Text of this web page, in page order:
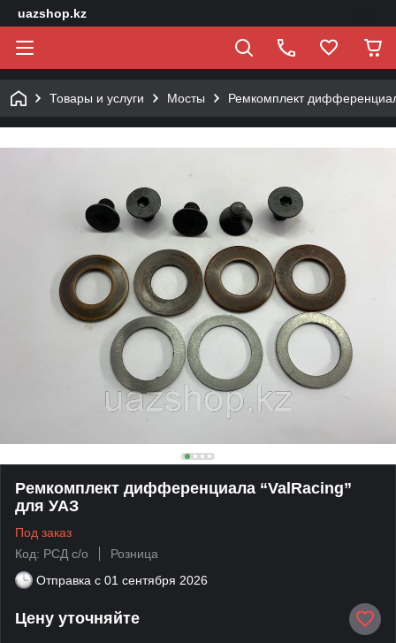
uazshop.kz
Товары и услуги Мосты Ремкомплект
Ремкомплект дифференциала “ValRacing”
для УАЗ
Под заказ
Код: РСД с/о
Розница
Отправка с 01 сентября 2026
Цену уточняйте